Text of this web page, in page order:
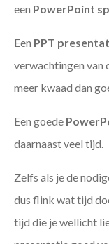
een PowerPoint
Een PPT
verwachtingen van
meer kwaad dan
Een goede
daarnaast veel tijd.
Zelfs als je de
dus flink wat tijd
tijd die je wellicht